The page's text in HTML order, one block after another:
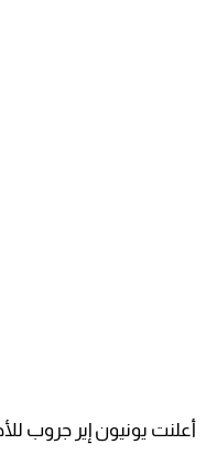
أعلنت يونيون إير جروب